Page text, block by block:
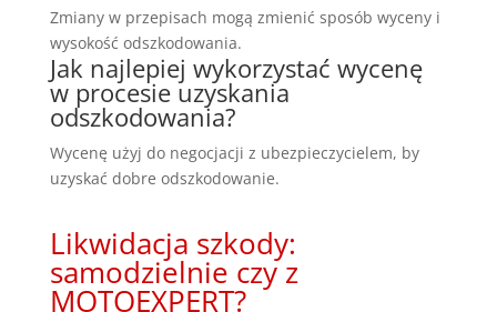
Zmiany w przepisach mogą zmienić sposób wyceny i
wysokość odszkodowania.
Jak najlepiej wykorzystać wycenę
w procesie uzyskania
odszkodowania?
Wycenę użyj do negocjacji z ubezpieczycielem, by
uzyskać dobre odszkodowanie.
Likwidacja szkody:
samodzielnie czy z
MOTOEXPERT?